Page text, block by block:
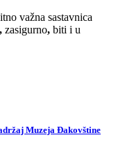
važna sastavnica
, zasigurno, biti i u
Muzeja Đakovštine